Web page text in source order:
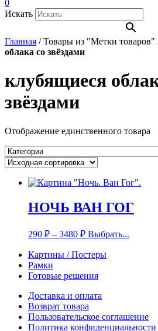
0
Искать
Главная /Товары из "Метки товаров"
облака со звёздами
клубящиеся
звёздами
Отображение единственного товара
НОЧЬ ВАН ГОГ
290 ₽ – 3480 ₽ Выбрать...
Картины / Постеры
Рамки
Готовые решения
Доставка и оплата
Возврат товара
Пользовательское соглашение
Политика конфиденциальности